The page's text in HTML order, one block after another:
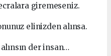
giremeseniz.
elinizden alınsa.
der insan…